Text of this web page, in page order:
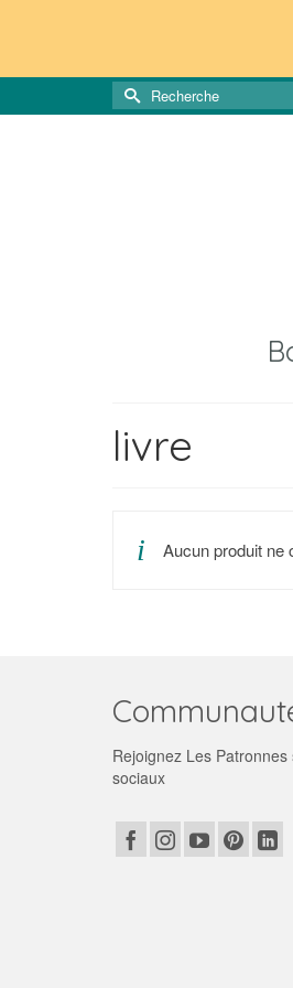
Rechercher :
livre
Aucun produit ne
Rejoignez Les
sociaux